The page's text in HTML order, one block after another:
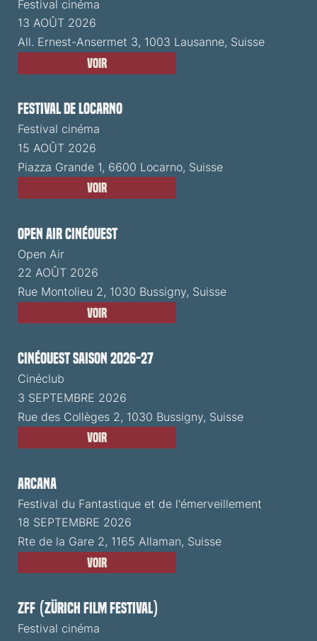
Festival cinéma
13 AOÛT 2026
All. Ernest-Ansermet 3, 1003 Lausanne, Suisse
Voir
Festival de Locarno
Festival cinéma
15 AOÛT 2026
Piazza Grande 1, 6600 Locarno, Suisse
Voir
Open Air CinéOuest
Open Air
22 AOÛT 2026
Rue Montolieu 2, 1030 Bussigny, Suisse
Voir
CinéOuest Saison 2026-27
Cinéclub
3 SEPTEMBRE 2026
Rue des Collèges 2, 1030 Bussigny, Suisse
Voir
ARCANA
Festival du Fantastique et de l'émerveillement
18 SEPTEMBRE 2026
Rte de la Gare 2, 1165 Allaman, Suisse
Voir
ZFF (Zürich Film Festival)
Festival cinéma